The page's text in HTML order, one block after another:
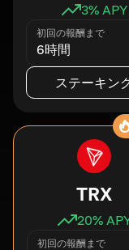
3% APY
初回の報酬まで
6時間
ステーキン
TRX
20%
初回の報酬まで